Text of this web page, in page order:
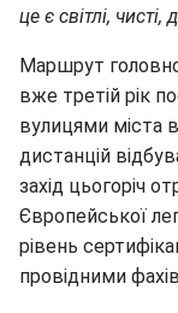
це є світлі,
Маршрут
вже третій рік
вулицями міста
дистанцій
захід цьогоріч
Європейської
рівень
провідними